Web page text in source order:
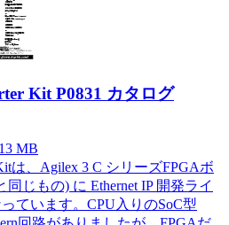
Kit P0831 カタログ
MB
は、Agilex 3 C シリーズFPGAボ
同じもの) に Ethernet IP 開発ライ
ています。CPU入りのSoC型